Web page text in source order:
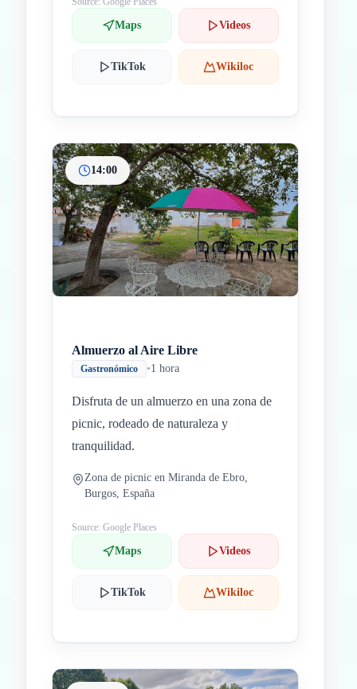
Maps Videos
TikTok Wikiloc
14:00
Almuerzo al Aire Libre
Gastronómico •1 hora
Disfruta de un almuerzo en una zona de
picnic, rodeado de naturaleza y
tranquilidad.
Zona de picnic en Miranda de Ebro,
Burgos, España
Source: Google Places
Maps Videos
TikTok Wikiloc